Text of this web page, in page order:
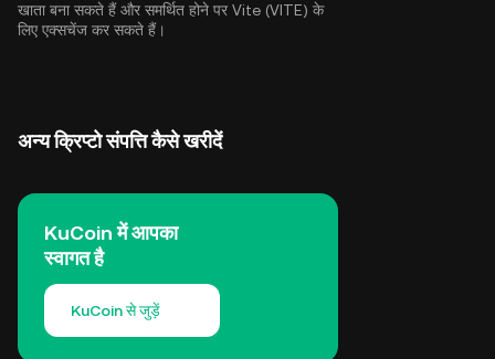
खाता बना सकते हैं और समर्थित होने पर Vite (VITE) के
लिए एक्सचेंज कर सकते हैं।
अन्य क्रिप्टो संपत्ति कैसे खरीदें
KuCoin में आपका
स्वागत है
KuCoin से जुड़ें